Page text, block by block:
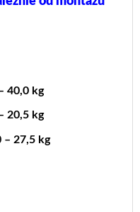
40,0 kg
20,5 kg
– 27,5 kg